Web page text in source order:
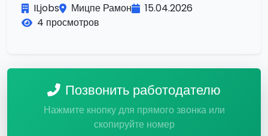
ILjobs Мицпе Рамон
15.04.2026
4 просмотров
Позвонить работодателю
Нажмите кнопку для прямого звонка или
скопируйте номер